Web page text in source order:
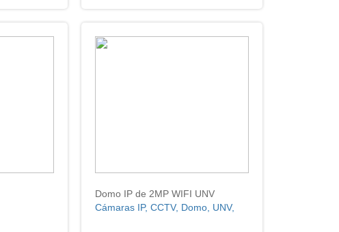
Domo IP de 2MP WIFI UNV
Cámaras IP, CCTV, Domo, UNV,